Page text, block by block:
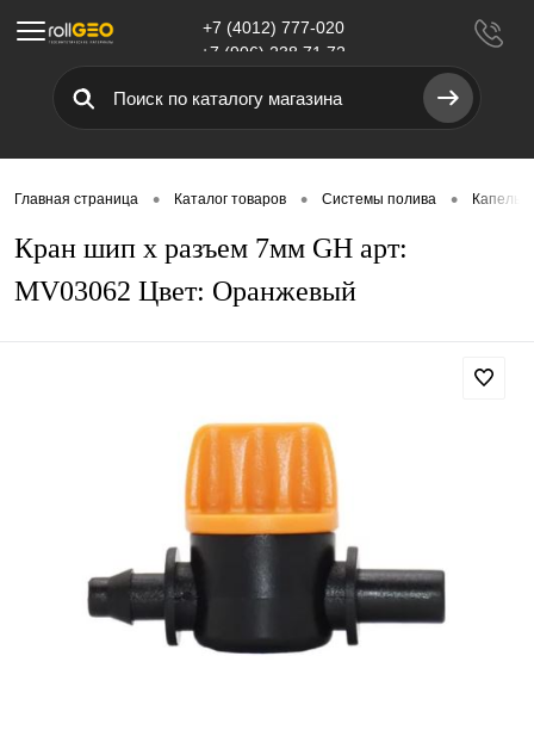
Меню
+7 (4012) 777-020
+7 (906) 238 71 72
Главная страница • Каталог товаров • Системы полива •
Кран шип х разъем 7мм GH арт:
MV03062 Цвет: Оранжевый